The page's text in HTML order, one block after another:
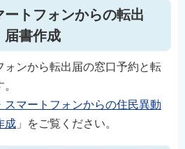
トフォンからの転出
届書作成
ォンから転出届の窓口予約と転
スマートフォンからの住民異動
成 」をご覧ください。